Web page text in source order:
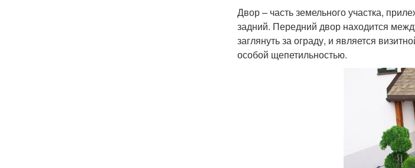
Двор – часть земельного участка,
задний. Передний двор находится
заглянуть за ограду, и является
особой щепетильностью.